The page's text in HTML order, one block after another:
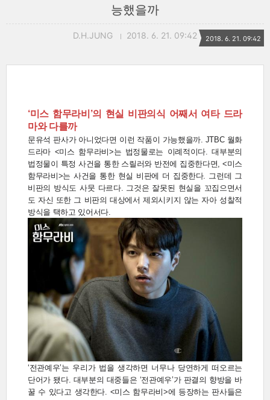
능했을까
D.H.JUNG 2018. 6. 21. 09:42 2018. 6. 21. 09:42
‘미스 함무라비’의 현실 비판의식 어째서 여타 드라
마와 다를까
문유석 판사가 아니었다면 이런 작품이 가능했을까. JTBC 월화
드라마 <미스 함무라비>는 법정물로는 이례적이다. 대부분의
법정물이 특정 사건을 통한 스릴러와 반전에 집중한다면, <미스
함무라비>는 사건을 통한 현실 비판에 더 집중한다. 그런데 그
비판의 방식도 사뭇 다르다. 그것은 잘못된 현실을 꼬집으면서
도 자신 또한 그 비판의 대상에서 제외시키지 않는 자아 성찰적
방식을 택하고 있어서다.
‘전관예우’는 우리가 법을 생각하면 너무나 당연하게 떠오르는
단어가 됐다. 대부분의 대중들은 ‘전관예우’가 판결의 향방을 바
꿀 수 있다고 생각한다. <미스 함무라비>에 등장하는 판사들은